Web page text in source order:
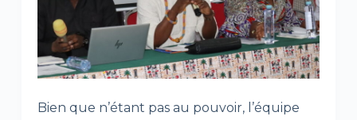
Bien que n’étant pas au pouvoir, l’équipe